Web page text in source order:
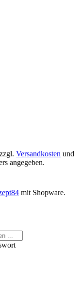
Versandkosten und
angegeben.
mit Shopware.